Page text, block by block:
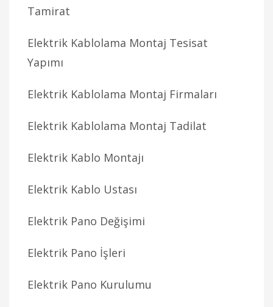
Tamirat
Elektrik Kablolama Montaj Tesisat
Yapımı
Elektrik Kablolama Montaj Firmaları
Elektrik Kablolama Montaj Tadilat
Elektrik Kablo Montajı
Elektrik Kablo Ustası
Elektrik Pano Değişimi
Elektrik Pano İşleri
Elektrik Pano Kurulumu